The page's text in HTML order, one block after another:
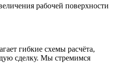
рабочей поверхности
гибкие схемы расчёта,
сделку. Мы стремимся